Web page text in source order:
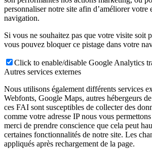
personnaliser notre site afin d’améliorer votre
navigation.
Si vous ne souhaitez pas que votre visite soit
vous pouvez bloquer ce pistage dans votre
Click to enable/disable Google Analytics
Autres services externes
Nous utilisons également différents services
Webfonts, Google Maps, autres hébergeurs
ces FAI sont susceptibles de collecter des
comme votre adresse IP nous vous
merci de prendre conscience que cela peut
certaines fonctionnalités de notre site. Les
appliqués après rechargement de la page.